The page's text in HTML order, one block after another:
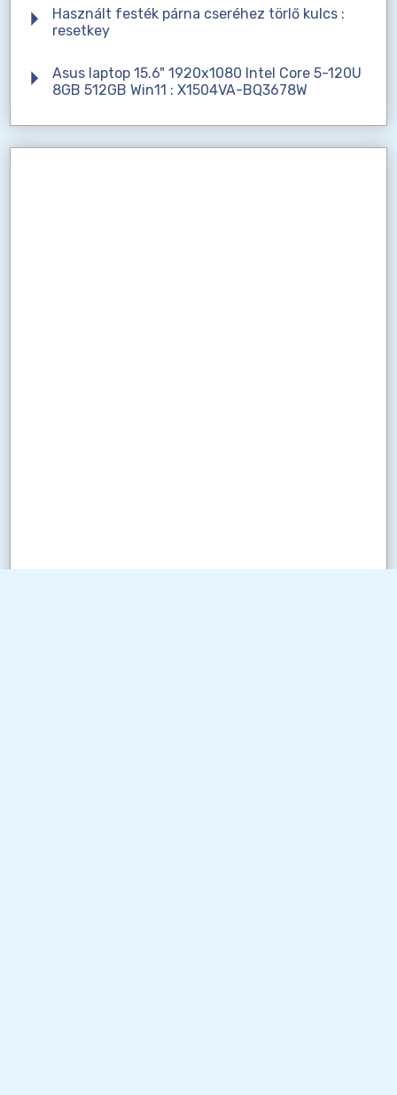
Használt festék párna cseréhez törlő kulcs :
resetkey
Asus laptop 15.6" 1920x1080 Intel Core 5-120U
8GB 512GB Win11 : X1504VA-BQ3678W